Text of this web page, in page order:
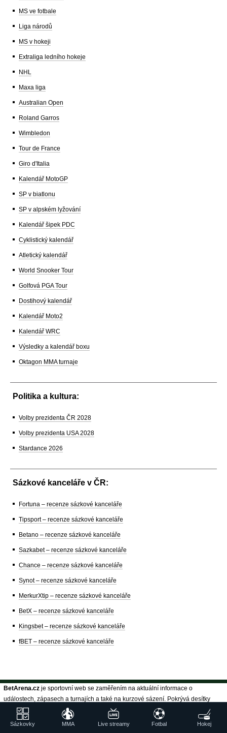
MS ve fotbale
Liga národů
MS v hokeji
Extraliga ledního hokeje
NHL
Maxa liga
Australian Open
Roland Garros
Wimbledon
Tour de France
Giro d'Italia
Kalendář MotoGP
SP v biatlonu
SP v alpském lyžování
Kalendář šipek PDC
Cyklistický kalendář
Atletický kalendář
World Snooker Tour
Golfová PGA Tour
Dostihový kalendář
Kalendář Moto2
Kalendář WRC
Výsledky a kalendář boxu
Oktagon MMA turnaje
Politika a kultura:
Volby prezidenta ČR 2028
Volby prezidenta USA 2028
Stardance 2026
Sázkové kanceláře v ČR:
Fortuna – recenze sázkové kanceláře
Tipsport – recenze sázkové kanceláře
Betano – recenze sázkové kanceláře
Sazkabet – recenze sázkové kanceláře
Chance – recenze sázkové kanceláře
Synot – recenze sázkové kanceláře
MerkurXtip – recenze sázkové kanceláře
BetX – recenze sázkové kanceláře
Kingsbet – recenze sázkové kanceláře
fBET – recenze sázkové kanceláře
BetArena.cz je sportovní web se zaměřením na aktuální informace o
událostech, zápasech a turnajích a také na kurzové sázení. Pokrývá desítky
sportů a stovky disciplín. Patří do skupiny webů společnosti
GTO Solutions, s. r. o., která je členemInstitutu pro regulaci hazardních her
Sázkovky MMA Live streamy Fotbal Hokej